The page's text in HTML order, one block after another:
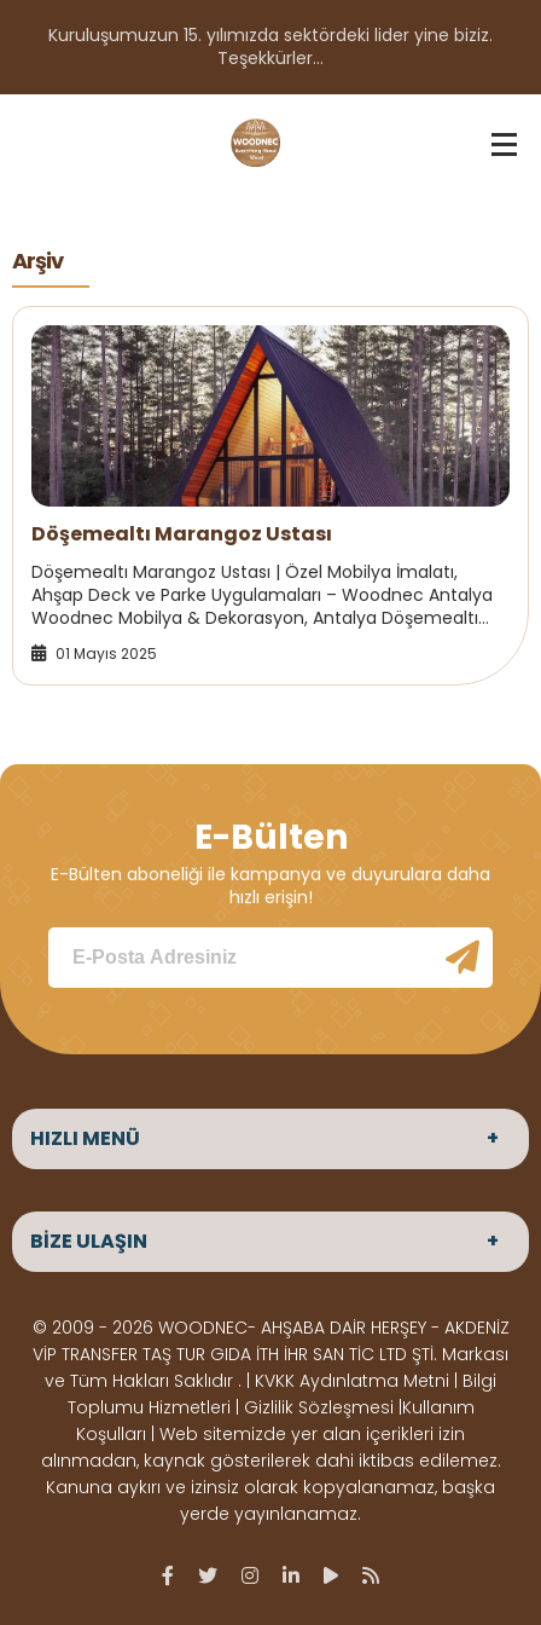
Kuruluşumuzun 15. yılımızda sektördeki lider yine biziz.
Teşekkürler...
Arşiv
Döşemealtı Marangoz Ustası
Döşemealtı Marangoz Ustası | Özel Mobilya İmalatı,
Ahşap Deck ve Parke Uygulamaları – Woodnec Antalya
Woodnec Mobilya & Dekorasyon, Antalya Döşemealtı
bölgesinde faaliyet gösteren profesyonel bir ...
01 Mayıs 2025
E-Bülten
E-Bülten aboneliği ile kampanya ve duyurulara daha
hızlı erişin!
HIZLI MENÜ
ANASAYFA
HAKKIMIZDA
ÜRÜNLER
Çeşitlerimiz
Çeşitlerimiz
Kereste
Çeşitlerimiz
Ahşap
Pergole
Ürünler
Deck Montaj
Ahşap
Dekorasyon
OSB,
BİZE ULAŞIN
BİZE ULAŞIN
Altınkale mah Osmangazi cad. no 355 Döşemealtı
Antalya
ÇALIŞMA SAATLERİ
Hafta içi : Haftaiçi 09:00 - 18:00
Hafta sonu : Cumartesi 10:00 - 15:00
İLETİŞİM
© 2009 - 2026 WOODNEC- AHŞABA DAİR HERŞEY - AKDENİZ
VİP TRANSFER TAŞ TUR GIDA İTH İHR SAN TİC LTD ŞTİ. Markası
ve Tüm Hakları Saklıdır . | KVKK Aydınlatma Metni | Bilgi
Toplumu Hizmetleri | Gizlilik Sözleşmesi |Kullanım
Koşulları | Web sitemizde yer alan içerikleri izin
alınmadan, kaynak gösterilerek dahi iktibas edilemez.
Kanuna aykırı ve izinsiz olarak kopyalanamaz, başka
yerde yayınlanamaz.